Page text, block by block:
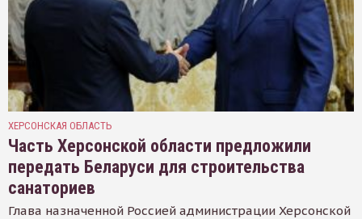
ХЕРСОНСКАЯ ОБЛАСТЬ
Часть Херсонской области предложили
передать Беларуси для строительства
санаториев
Глава назначенной Россией администрации Херсонской